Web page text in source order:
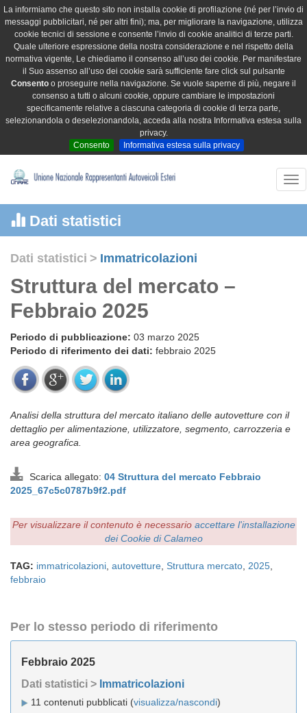
La informiamo che questo sito non installa cookie di profilazione (né per l’invio di
messaggi pubblicitari, né per altri fini); ma, per migliorare la navigazione, utilizza
cookie tecnici di sessione e consente l’invio di cookie analitici di terze parti.
Quale ulteriore espressione della nostra considerazione e nel rispetto della
normativa vigente, Le chiediamo il consenso all’uso dei cookie. Per manifestare
il Suo assenso all’uso dei cookie sarà sufficiente fare click sul pulsante
Consento o proseguire nella navigazione. Se vuole saperne di più, negare il
consenso a tutti o alcuni cookie, oppure cambiare le impostazioni
specificamente relative a ciascuna categoria di cookie di terza parte,
selezionandola o deselezionandola, acceda alla nostra Informativa estesa sulla
privacy.
Consento
Informativa estesa sulla privacy
Dati statistici
Dati statistici > Immatricolazioni
Struttura del mercato –
Febbraio 2025
Periodo di pubblicazione: 03 marzo 2025
Periodo di riferimento dei dati: febbraio 2025
Analisi della struttura del mercato italiano delle autovetture con il
dettaglio per alimentazione, utilizzatore, segmento, carrozzeria e
area geografica.
Scarica allegato: 04 Struttura del mercato Febbraio
2025_67c5c0787b9f2.pdf
Per visualizzare il contenuto è necessario accettare l'installazione
dei Cookie di Calameo
TAG: immatricolazioni autovetture Struttura mercato 2025
febbraio
Per lo stesso periodo di riferimento
Febbraio 2025
Dati statistici > Immatricolazioni
11 contenuti pubblicati (visualizza/nascondi)